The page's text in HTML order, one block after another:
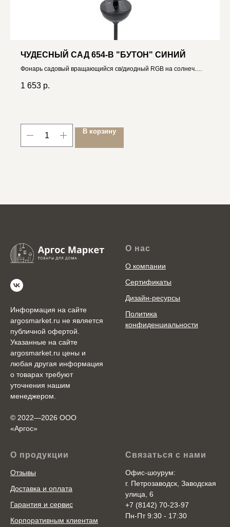
ЧУДЕСНЫЙ САД 654-B "БУТОН" СИНИЙ
Фонарь садовый вращающийся св/диодный RGB на солнеч.
1 653 р.
В корзину
Информация на сайте
argosmarket.ru не является
публичной офертой.
Указанные на сайте
argosmarket.ru цены и
любая другая информация
о товарах требуют
уточнения нашим
менеджером.
© 2022—2026 ООО
«Аргоc»
О нас
О компании
Сертификаты
Дизайн-ресурсы
Политика
конфиденциальности
О продукции
Отзывы
Доставка и оплата
Гарантия и сервис
Корпоративным клиентам
Связаться с нами
Офис-шоурум:
г. Петрозаводск, Заводская
улица, 6
+7 (8142) 70-23-97
Пн-Пт 9:30 - 17:30